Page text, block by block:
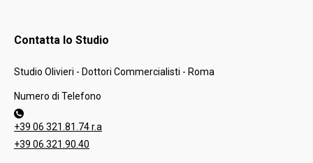
Contatta lo Studio
Studio Olivieri - Dottori Commercialisti - Roma
Numero di Telefono
+39 06 321.81.74 r.a
+39 06.321.90.40